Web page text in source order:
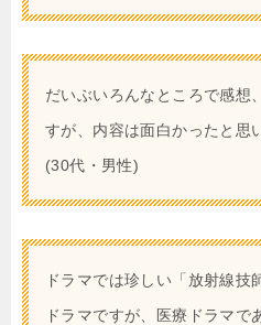
だいぶいろんなところで感想
すが、内容は面白かったと思
(30代・男性)
ドラマでは珍しい「放射線技
ドラマですが、医療ドラマで